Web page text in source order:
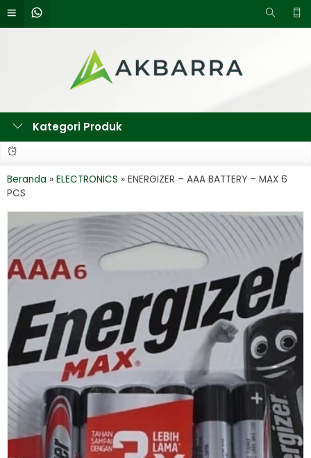
Kategori Produk
Beranda » ELECTRONICS » ENERGIZER – AAA BATTERY – MAX 6
PCS